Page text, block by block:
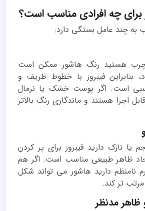
برای چه افرادی مناسب است؟
به چند عامل بستگی دارد:
چرب هستید رنگ هاشور ممکن است
بنابراین فیبروز با خطوط ظریف و
است. اگر پوست خشک یا نرمال
اجرا هستند و ماندگاری رنگ بالاتر
یا نازک دارید فیبروز برای پر کردن
ظاهر طبیعی مناسب است. اگر هم
نامنظم دارید هاشور می تواند شکل
مرتب تر کند.
مدنظر